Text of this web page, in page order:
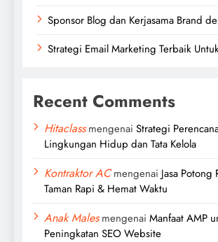
Sponsor Blog dan Kerjasama Brand
Strategi Email Marketing Terbaik
Recent Comments
Hitaclassmengenai Strategi
Lingkungan Hidup dan Tata Kelola
Kontraktor ACmengenai Jasa Potong
Taman Rapi & Hemat Waktu
Anak Malesmengenai Manfaat AMP
Peningkatan SEO Website